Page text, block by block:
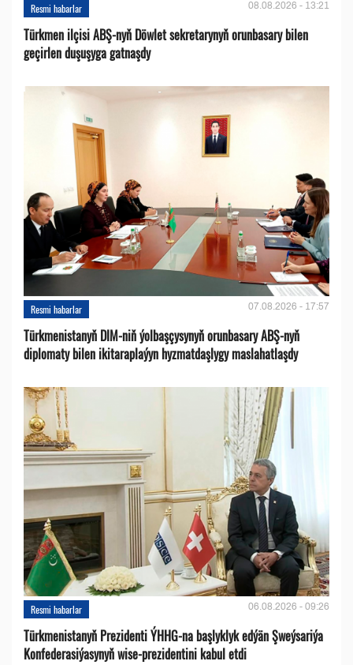
Resmi habarlar 08.08.2026 - 13:21
Türkmen ilçisi ABŞ-nyň Döwlet sekretarynyň orunbasary bilen
geçirlen duşuşyga gatnaşdy
Resmi habarlar 07.08.2026 - 17:57
Türkmenistanyň DIM-niň ýolbaşçysynyň orunbasary ABŞ-nyň
diplomaty bilen ikitaraplaýyn hyzmatdaşlygy maslahatlaşdy
Resmi habarlar 06.08.2026 - 09:26
Türkmenistanyň Prezidenti ÝHHG-na başlyklyk edýän Şweýsariýa
Konfederasiýasynyň wise-prezidentini kabul etdi